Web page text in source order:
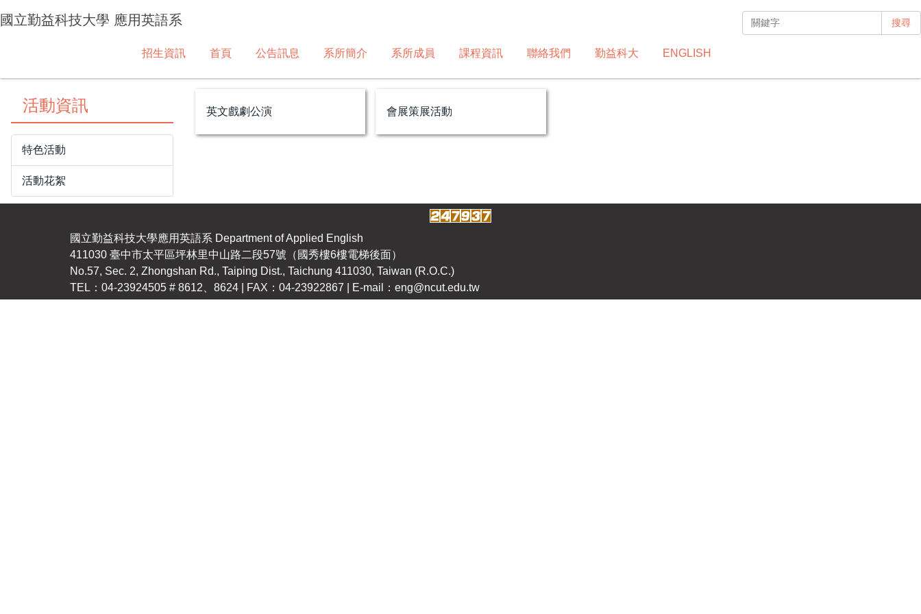
國立勤益科技大學 應用英語系 搜尋
招生資訊 首頁 公告訊息 系所簡介 系所成員 課程資訊 聯絡我們 勤益科大 ENGLISH
活動資訊
特色活動
活動花絮
英文戲劇公演 會展策展活動
國立勤益科技大學應用英語系 Department of Applied English
411030 臺中市太平區坪林里中山路二段57號（國秀樓6樓電梯後面）
No.57, Sec. 2, Zhongshan Rd., Taiping Dist., Taichung 411030, Taiwan (R.O.C.)
TEL：04-23924505 # 8612、8624 | FAX：04-23922867 | E-mail：eng@ncut.edu.tw